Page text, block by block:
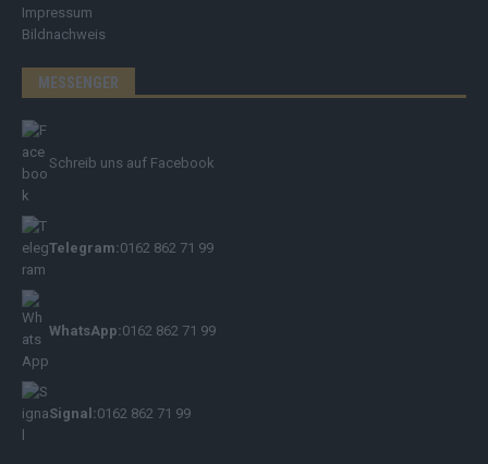
Impressum
Bildnachweis
MESSENGER
Schreib uns auf Facebook
Telegram:0162 862 71 99
WhatsApp:0162 862 71 99
Signal:0162 862 71 99